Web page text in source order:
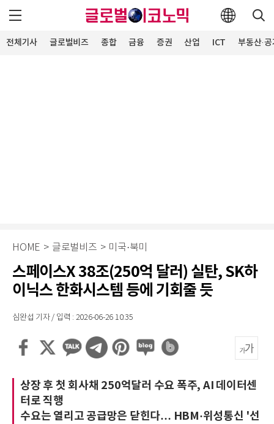
전체기사 글로벌비즈 종합 금융 증권 산업 ICT 부동산·
HOME > 글로벌비즈 > 미국·북미
스페이스X 38조(250억 달러) 실탄, SK하
이닉스 한화시스템 등에 기회줄 듯
심완섭 기자 / 입력 : 2026-06-26 10:35
상장 후 첫 회사채 250억달러 수요 폭주, AI 데이터센
터로 직행
수요는 열리고 공급망은 닫힌다… HBM·위성통신 '선